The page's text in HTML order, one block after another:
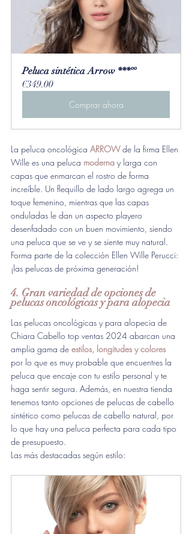
Peluca sintética Arrow ***ºº
€349.00
Comprar ahora
La peluca oncológica ARROW de la firma Ellen
Wille es una peluca moderna y larga con
capas que enmarcan el rostro de forma
increíble. Un flequillo de lado largo agrega un
toque femenino, mientras que las capas
onduladas le dan un aspecto playero
desenfadado con un buen movimiento, siendo
una peluca que se ve y se siente muy natural.
Forma parte de la colección Ellen Wille Perucci:
¡las pelucas de próxima generación!
4. Gran variedad de opciones de
pelucas oncológicas y para alopecia
Las pelucas oncológicas y para alopecia de
Chiara Cabello top ventas 2024 abarcan una
amplia gama de estilos, longitudes y colores
por lo que es muy probable que encuentres la
peluca que encaje con tu estilo personal y te
haga sentir segura. Además, en nuestra tienda
tenemos tanto opciones de pelucas de cabello
sintético como pelucas de cabello natural, por
lo que hay una peluca perfecta para cada tipo
de presupuesto.
Las más destacadas según estilo: